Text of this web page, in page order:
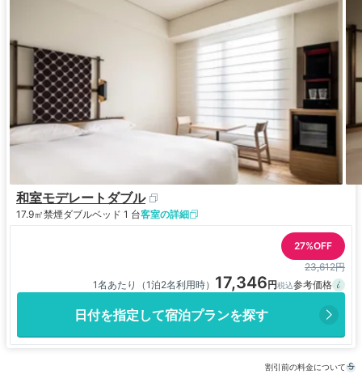
和室モデレートダブル
17.9㎡禁煙ダブルベッド 1 台客室の詳細
27%OFF
23,612円
1名あたり（1泊2名利用時） 17,346
日付を指定して宿泊プランを探す
割引前の料金について